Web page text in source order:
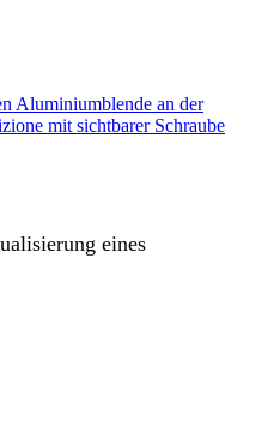
eines